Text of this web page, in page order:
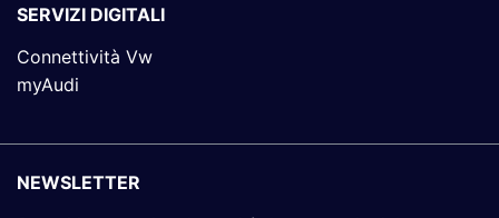
SERVIZI DIGITALI
Connettività Vw
myAudi
NEWSLETTER